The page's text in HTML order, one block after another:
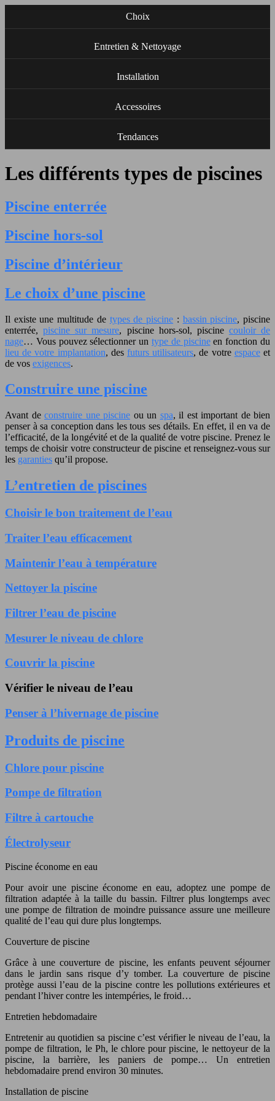
Choix
Entretien & Nettoyage
Installation
Accessoires
Tendances
Les différents types de piscines
Piscine enterrée
Piscine hors-sol
Piscine d’intérieur
Le choix d’une piscine
Il existe une multitude de types de piscine : bassin piscine, piscine
enterrée,piscine sur mesure, piscine hors-sol, piscine couloir de
nage… Vous pouvez sélectionner un type de piscineen fonction du
lieu de votre implantation, desfuturs utilisateurs, de votre espaceet
de vos exigences.
Construire une piscine
Avant de construire une piscine ou un spa, il est important de bien
penser à sa conception dans les tous ses détails. En effet, il en va de
l’efficacité, de la longévité et de la qualité de votre piscine. Prenez le
temps de choisir votre constructeur de piscine et renseignez-vous sur
les garanties qu’il propose.
L’entretien de piscines
Choisir le bon traitement de l’eau
Traiter l’eau efficacement
Maintenir l’eau à température
Nettoyer la piscine
Filtrer l’eau de piscine
Mesurer le niveau de chlore
Couvrir la piscine
Vérifier le niveau de l’eau
Penser à l’hivernage de piscine
Produits de piscine
Chlore pour piscine
Pompe de filtration
Filtre à cartouche
Électrolyseur
Piscine économe en eau
Pour avoir une piscine économe en eau, adoptez une pompe de
filtration adaptée à la taille du bassin. Filtrer plus longtemps avec
une pompe de filtration de moindre puissance assure une meilleure
qualité de l’eau qui dure plus longtemps.
Couverture de piscine
Grâce à une couverture de piscine, les enfants peuvent séjourner
dans le jardin sans risque d’y tomber. La couverture de piscine
protège aussi l’eau de la piscine contre les pollutions extérieures et
pendant l’hiver contre les intempéries, le froid…
Entretien hebdomadaire
Entretenir au quotidien sa piscine c’est vérifier le niveau de l’eau, la
pompe de filtration, le Ph, le chlore pour piscine, le nettoyeur de la
piscine, la barrière, les paniers de pompe… Un entretien
hebdomadaire prend environ 30 minutes.
Installation de piscine